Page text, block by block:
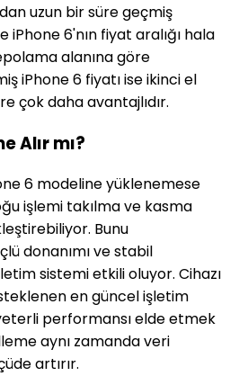
uzun bir süre geçmiş
6'nın fiyat aralığı hala
alanına göre
iPhone 6 fiyatı ise ikinci el
çok daha avantajlıdır.
Alır mı?
6 modeline yüklenemese
işlemi takılma ve kasma
Bunu
donanımı ve stabil
sistemi etkili oluyor. Cihazı
en güncel işletim
performansı elde etmek
aynı zamanda veri
artırır.